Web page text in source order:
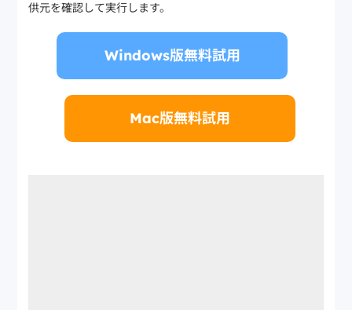
供元を確認して実行します。
Windows版無料試用
Mac版無料試用